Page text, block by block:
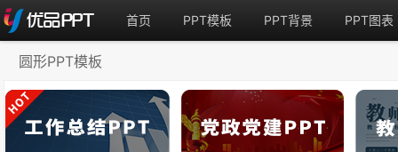
首页 PPT模板 PPT背景 PPT图表
圆形PPT模板